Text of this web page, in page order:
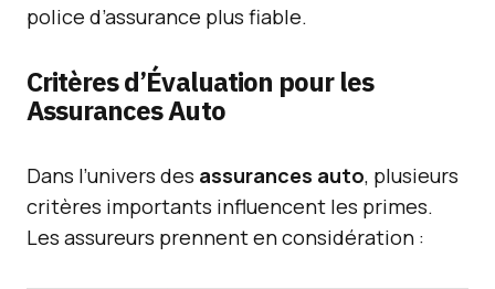
police d’assurance plus fiable.
Critères d’Évaluation pour les
Assurances Auto
Dans l’univers des assurances auto, plusieurs
critères importants influencent les primes.
Les assureurs prennent en considération :